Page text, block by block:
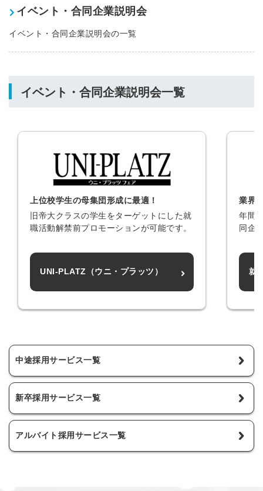
イベント・合同企業説明会
イベント・合同企業説明会の一覧
イベント・合同企業説明会一覧
上位校学生の母集団形成に最適！
旧帝大クラスの学生をターゲットにした就
職活動解禁前プロモーションが可能です。
UNI-PLATZ（ウニ・プラッツ）
業界
年間
同企
就
中途採用サービス一覧
新卒採用サービス一覧
アルバイト採用サービス一覧
ログイン
にはログインが必要です。
会員登録はこちら
採用課題の
取り組みな
ビュー記事
採用にまつ
ートが届く
採用に役立